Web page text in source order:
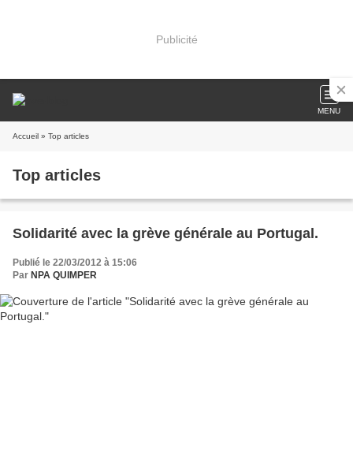
Publicité
MENU
Accueil » Top articles
Top articles
Solidarité avec la grève générale au Portugal.
Publié le 22/03/2012 à 15:06
Par NPA QUIMPER